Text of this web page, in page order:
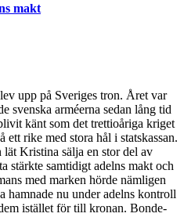
makt
upp på Sveriges tron. Året var
svenska arméerna sedan lång tid
känt som det trettioåriga kriget
rike med stora hål i statskassan.
Kristina sälja en stor del av
stärkte samtidigt adelns makt och
med marken hörde nämligen
hamnade nu under adelns kontroll
istället för till kronan. Bonde-